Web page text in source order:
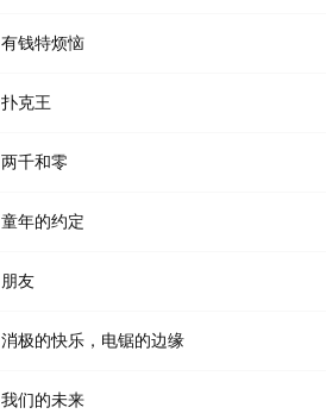
有钱特烦恼
扑克王
两千和零
童年的约定
朋友
消极的快乐，电锯的边缘
我们的未来